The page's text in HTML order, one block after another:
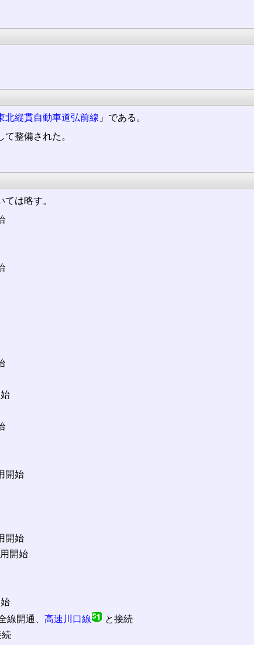
北縦貫自動車道弘前線 」である。
て整備された。
は略す。
開始
開始
開始
線開通、 高速川口線
と接続
続